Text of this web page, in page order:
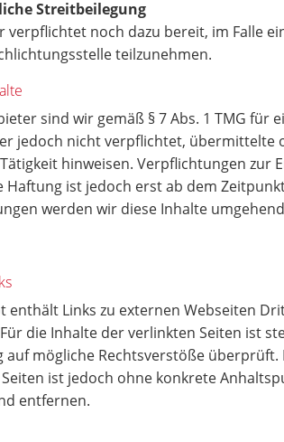
Streitbeilegung
verpflichtet noch dazu bereit, im Falle
teilzunehmen.
sind wir gemäß § 7 Abs. 1 TMG für
jedoch nicht verpflichtet, übermittelte
hinweisen. Verpflichtungen
Haftung ist jedoch erst ab dem
werden wir diese Inhalte
enthält Links zu externen Webseiten
die Inhalte der verlinkten Seiten ist
auf mögliche Rechtsverstöße
ist jedoch ohne konkrete
entfernen.